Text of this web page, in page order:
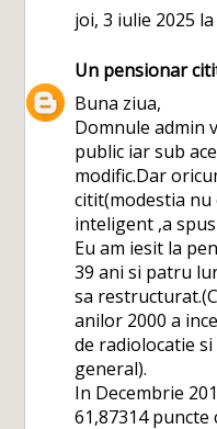
joi, 3 iulie 2025 la
Un pensionar
Buna ziua,
Domnule admin
public iar sub
modific.Dar
citit(modestia
inteligent ,a
Eu am iesit la
39 ani si patru
sa
anilor 2000 a
de radiolocatie
general).
In Decembrie
61,87314 puncte